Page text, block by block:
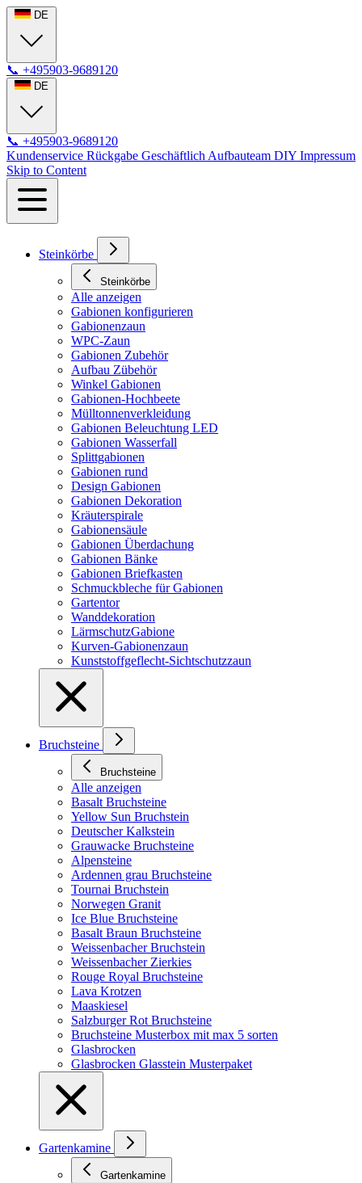
DE
📞 +495903-9689120
DE
📞 +495903-9689120
Kundenservice Rückgabe Geschäftlich Aufbauteam DIY Impressum
Skip to Content
Steinkörbe
Steinkörbe
Alle anzeigen
Gabionen konfigurieren
Gabionenzaun
WPC-Zaun
Gabionen Zubehör
Aufbau Zübehör
Winkel Gabionen
Gabionen-Hochbeete
Mülltonnenverkleidung
Gabionen Beleuchtung LED
Gabionen Wasserfall
Splittgabionen
Gabionen rund
Design Gabionen
Gabionen Dekoration
Kräuterspirale
Gabionensäule
Gabionen Überdachung
Gabionen Bänke
Gabionen Briefkasten
Schmuckbleche für Gabionen
Gartentor
Wanddekoration
LärmschutzGabione
Kurven-Gabionenzaun
Kunststoffgeflecht-Sichtschutzzaun
Bruchsteine
Bruchsteine
Alle anzeigen
Basalt Bruchsteine
Yellow Sun Bruchstein
Deutscher Kalkstein
Grauwacke Bruchsteine
Alpensteine
Ardennen grau Bruchsteine
Tournai Bruchstein
Norwegen Granit
Ice Blue Bruchsteine
Basalt Braun Bruchsteine
Weissenbacher Bruchstein
Weissenbacher Zierkies
Rouge Royal Bruchsteine
Lava Krotzen
Maaskiesel
Salzburger Rot Bruchsteine
Bruchsteine Musterbox mit max 5 sorten
Glasbrocken
Glasbrocken Glasstein Musterpaket
Gartenkamine
Gartenkamine